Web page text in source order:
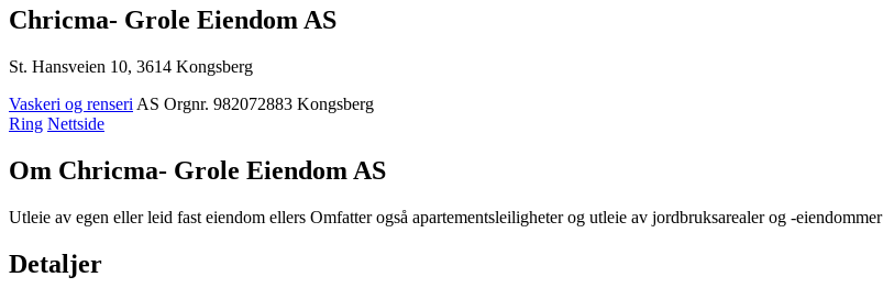
Chricma- Grole Eiendom AS
St. Hansveien 10, 3614 Kongsberg
Vaskeri og renseri AS Orgnr. 982072883 Kongsberg
Ring Nettside
Om Chricma- Grole Eiendom AS
Utleie av egen eller leid fast eiendom ellers Omfatter også apartementsleiligheter og utleie av jordbruksarealer og -eiendommer
Detaljer